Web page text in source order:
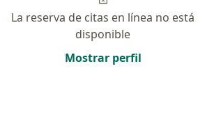
La reserva de citas en línea no está
disponible
Mostrar perfil